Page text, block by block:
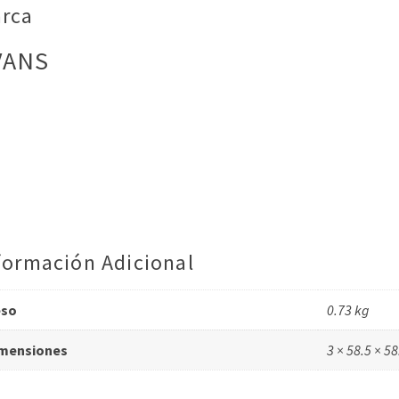
Adicional
0.73 kg
3 × 58.5 ×